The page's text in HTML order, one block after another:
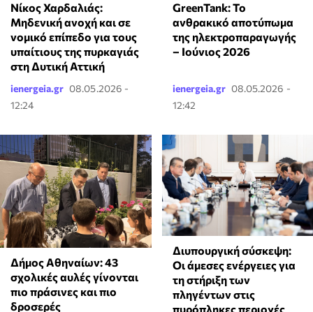
Νίκος Χαρδαλιάς:
Μηδενική ανοχή και σε
νομικό επίπεδο για τους
υπαίτιους της πυρκαγιάς
στη Δυτική Αττική
ienergeia.gr 08.05.2026 -
12:24
GreenTank: Το
ανθρακικό αποτύπωμα
της ηλεκτροπαραγωγής
– Ιούνιος 2026
ienergeia.gr 08.05.2026 -
12:42
Δήμος Αθηναίων: 43
σχολικές αυλές γίνονται
πιο πράσινες και πιο
δροσερές
Διυπουργική σύσκεψη:
Οι άμεσες ενέργειες για
τη στήριξη των
πληγέντων στις
πυρόπληκες περιοχές